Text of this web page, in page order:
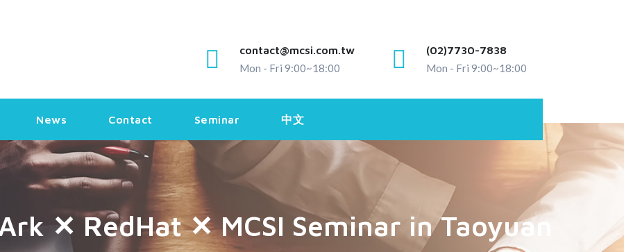
contact@mcsi.com.tw
Mon - Fri 9:00~18:00
(02)7730-7838
Mon - Fri 9:00~18:00
News Contact Seminar 中文
✕ RedHat ✕ MCSI Seminar in Taoyuan